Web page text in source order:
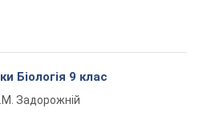
Біологія 9 клас
Задорожній